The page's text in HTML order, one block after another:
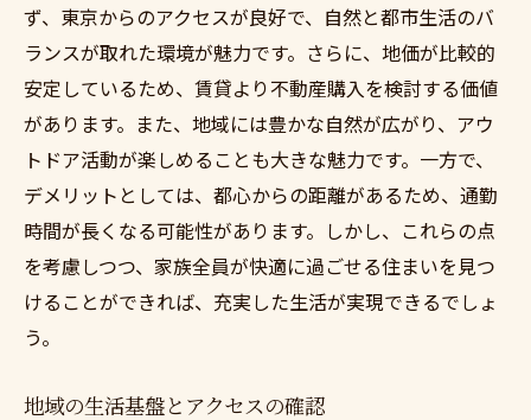
ず、東京からのアクセスが良好で、自然と都市生活のバ
ランスが取れた環境が魅力です。さらに、地価が比較的
安定しているため、賃貸より不動産購入を検討する価値
があります。また、地域には豊かな自然が広がり、アウ
トドア活動が楽しめることも大きな魅力です。一方で、
デメリットとしては、都心からの距離があるため、通勤
時間が長くなる可能性があります。しかし、これらの点
を考慮しつつ、家族全員が快適に過ごせる住まいを見つ
けることができれば、充実した生活が実現できるでしょ
う。
地域の生活基盤とアクセスの確認